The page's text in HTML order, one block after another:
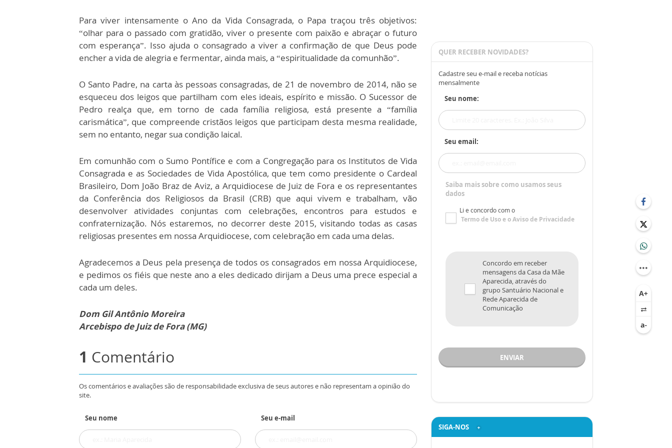
Para viver intensamente o Ano da Vida Consagrada, o Papa traçou três objetivos:
“olhar para o passado com gratidão, viver o presente com paixão e abraçar o futuro
com esperança”. Isso ajuda o consagrado a viver a confirmação de que Deus pode
encher a vida de alegria e fermentar, ainda mais, a “espiritualidade da comunhão”.
O Santo Padre, na carta às pessoas consagradas, de 21 de novembro de 2014, não se
esqueceu dos leigos que partilham com eles ideais, espírito e missão. O Sucessor de
Pedro realça que, em torno de cada família religiosa, está presente a “família
carismática”, que compreende cristãos leigos que participam desta mesma realidade,
sem no entanto, negar sua condição laical.
Em comunhão com o Sumo Pontífice e com a Congregação para os Institutos de Vida
Consagrada e as Sociedades de Vida Apostólica, que tem como presidente o Cardeal
Brasileiro, Dom João Braz de Aviz, a Arquidiocese de Juiz de Fora e os representantes
da Conferência dos Religiosos da Brasil (CRB) que aqui vivem e trabalham, vão
desenvolver atividades conjuntas com celebrações, encontros para estudos e
confraternização. Nós estaremos, no decorrer deste 2015, visitando todas as casas
religiosas presentes em nossa Arquidiocese, com celebração em cada uma delas.
Agradecemos a Deus pela presença de todos os consagrados em nossa Arquidiocese,
e pedimos os fiéis que neste ano a eles dedicado dirijam a Deus uma prece especial a
cada um deles.
Dom Gil Antônio Moreira
Arcebispo de Juiz de Fora (MG)
1 Comentário
Os comentários e avaliações são de responsabilidade exclusiva de seus autores e não representam a opinião do
site.
Seu nome Seu e-mail
QUER RECEBER NOVIDADES?
Cadastre seu e-mail e receba notícias
mensalmente
Seu nome:
Seu email:
Saiba mais sobre como usamos seus
dados
Li e concordo com o
Termo de Usoe oAviso de Privacidade
Concordo em receber
mensagens da Casa da Mãe
Aparecida, através do
grupo Santuário Nacional e
Rede Aparecida de
Comunicação
ENVIAR
SIGA-NOS